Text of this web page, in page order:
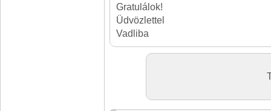
Gratulálok!
Üdvözlettel
Vadliba